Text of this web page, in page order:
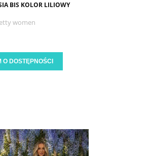
BIS KOLOR LILIOWY
women
O DOSTĘPNOŚCI